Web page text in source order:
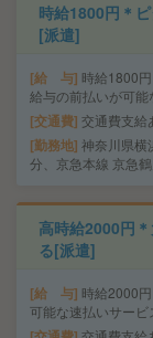
時給1800円＊
[派遣]
給 与 時給1800
給与の前払いが可能
交通費 交通費支給
勤務地 神奈川県
分、京急本線 京急
高時給2000円
る[派遣]
給 与 時給2000
可能な速払いサービ